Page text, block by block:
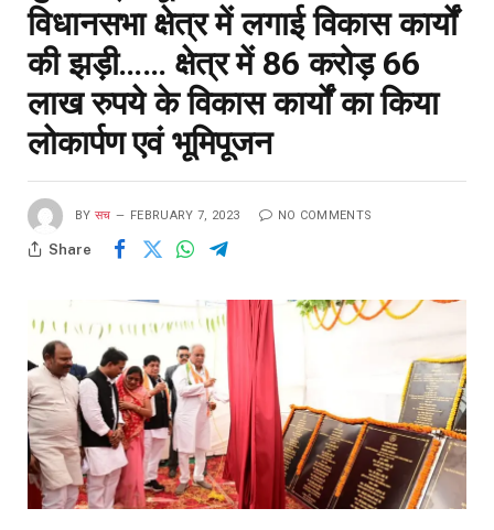
विधानसभा क्षेत्र में लगाई विकास कार्यों
की झड़ी…… क्षेत्र में 86 करोड़ 66
लाख रुपये के विकास कार्यों का किया
लोकार्पण एवं भूमिपूजन
BY सच FEBRUARY 7, 2023 NO COMMENTS
Share